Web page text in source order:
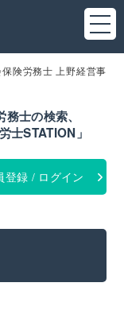
保険労務士 上野経営事
士の検索、
士STATION」
登録 / ログイン